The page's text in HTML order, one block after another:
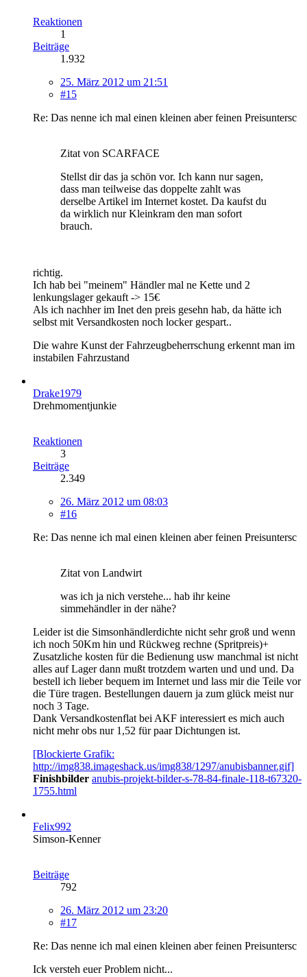
Reaktionen
1
Beiträge
1.932
25. März 2012 um 21:51
#15
Re: Das nenne ich mal einen kleinen aber feinen Preisuntersc
Zitat von SCARFACE
Stellst dir das ja schön vor. Ich kann nur sagen,
dass man teilweise das doppelte zahlt was
derselbe Artikel im Internet kostet. Da kaufst du
da wirklich nur Kleinkram den man sofort
brauch.
richtig.
Ich hab bei "meinem" Händler mal ne Kette und 2
lenkungslager gekauft -> 15€
Als ich nachher im Inet den preis gesehn hab, da hätte ich
selbst mit Versandkosten noch locker gespart..
Die wahre Kunst der Fahrzeugbeherrschung erkennt man im
instabilen Fahrzustand
Drake1979
Drehmomentjunkie
Reaktionen
3
Beiträge
2.349
26. März 2012 um 08:03
#16
Re: Das nenne ich mal einen kleinen aber feinen Preisuntersc
Zitat von Landwirt
was ich ja nich verstehe... hab ihr keine
simmehändler in der nähe?
Leider ist die Simsonhändlerdichte nicht sehr groß und wenn
ich noch 50Km hin und Rückweg rechne (Spritpreis)+
Zusatzliche kosten für die Bedienung usw manchmal ist nicht
alles auf Lager dann mußt trotzdem warten und und und. Da
bestell ich lieber bequem im Internet und lass mir die Teile vor
die Türe tragen. Bestellungen dauern ja zum glück meist nur
noch 3 Tage.
Dank Versandkostenflat bei AKF interessiert es mich auch
nicht mehr obs nur 1,52 für paar Dichtungen ist.
[Blockierte Grafik:
http://img838.imageshack.us/img838/1297/anubisbanner.gif]
Finishbilder anubis-projekt-bilder-s-78-84-finale-118-t67320-
1755.html
Felix992
Simson-Kenner
Beiträge
792
26. März 2012 um 23:20
#17
Re: Das nenne ich mal einen kleinen aber feinen Preisuntersc
Ick versteh euer Problem nicht...